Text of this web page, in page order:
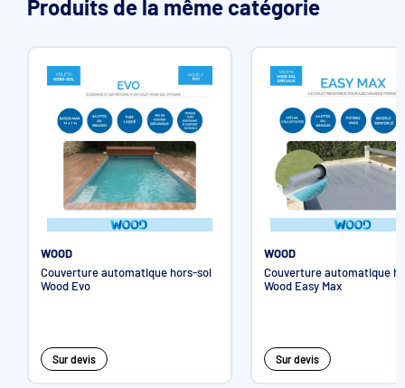
Les ailettes existent en 3 profondeurs : 10, 20 & 30 mm
Sécurité par blocage d’accès pour les enfants de moins de 5
Produits de la même catégorie
WOOD
Couverture automatique hors-sol
Wood Evo
Sur devis
WOOD
Couverture automatique
Wood Easy Max
Sur devis